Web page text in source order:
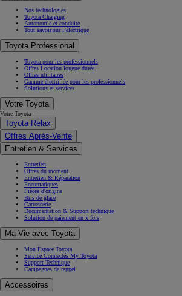
Nos technologies
Toyota Charging
Autonomie et conduite
Tout savoir sur l’électrique
Toyota Professional
Toyota pour les professionnels
Offres Location longue durée
Offres utilitaires
Gamme électrifiée pour les professionnels
Solutions et services
Votre Toyota
Votre Toyota
Toyota Relax
Offres Après-Vente
Entretien & Services
Entretien
Offres du moment
Entretien & Réparation
Pneumatiques
Pièces d'origine
Bris de glace
Carrosserie
Documentation & Support technique
Solution de paiement en x fois
Ma Vie avec Toyota
Mon Espace Toyota
Service Connectés My Toyota
Support Technique
Campagnes de rappel
Accessoires